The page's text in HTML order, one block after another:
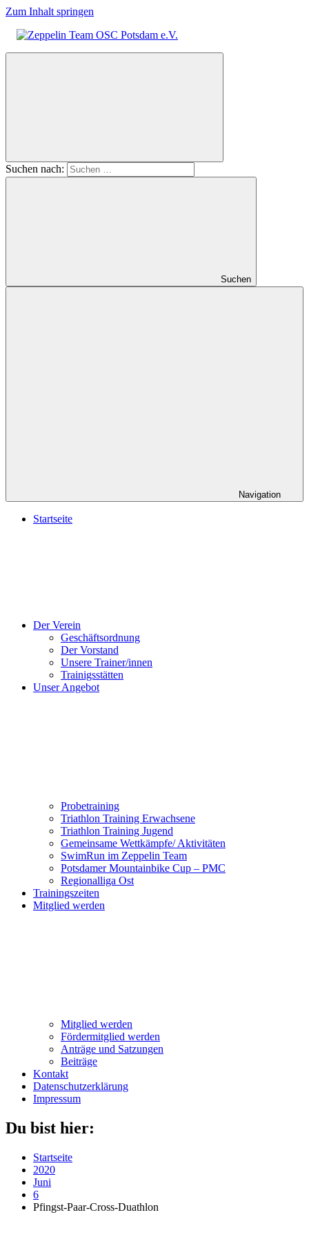
Zum Inhalt springen
Suchen nach:
Suchen
Navigation
Startseite
Der Verein
Geschäftsordnung
Der Vorstand
Unsere Trainer/innen
Trainigsstätten
Unser Angebot
Probetraining
Triathlon Training Erwachsene
Triathlon Training Jugend
Gemeinsame Wettkämpfe/ Aktivitäten
SwimRun im Zeppelin Team
Potsdamer Mountainbike Cup – PMC
Regionalliga Ost
Trainingszeiten
Mitglied werden
Mitglied werden
Fördermitglied werden
Anträge und Satzungen
Beiträge
Kontakt
Datenschutzerklärung
Impressum
Du bist hier:
Startseite
2020
Juni
6
Pfingst-Paar-Cross-Duathlon